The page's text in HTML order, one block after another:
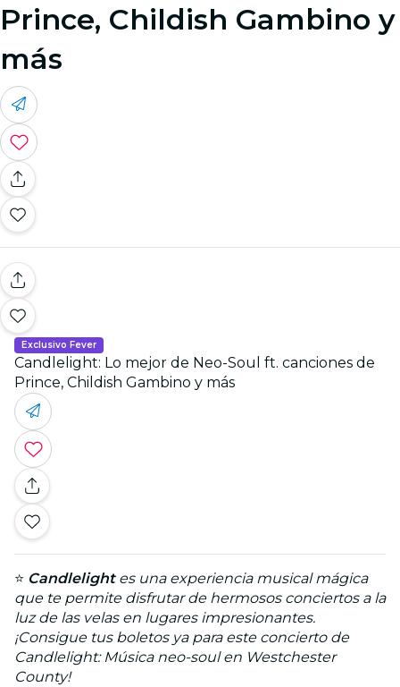
Prince, Childish Gambino y
más
Exclusivo Fever
Candlelight: Lo mejor de Neo-Soul ft. canciones de
Prince, Childish Gambino y más
⭐ Candlelightes una experiencia musical mágica
que te permite disfrutar de hermosos conciertos a la
luz de las velas en lugares impresionantes.
¡Consigue tus boletos ya para este concierto de
Candlelight: Música neo-soul en Westchester
County!